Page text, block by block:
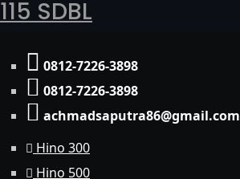
115 SDBL
0812-7226-3898
0812-7226-3898
achmadsaputra86@gmail.com
Hino 300
Hino 500